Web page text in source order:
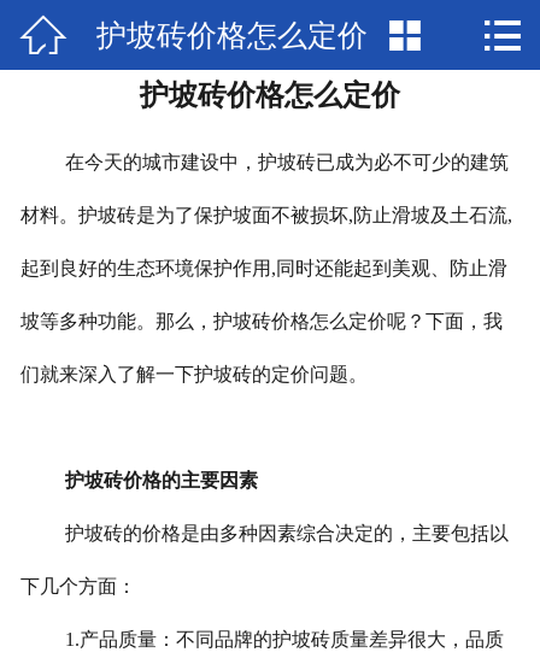
 网站首页
产品展示
新闻中心
检验报告
关于兴圣
视频中心
 护坡砖价格怎么定价  
护坡砖价格怎么定价
在今天的城市建设中，护坡砖已成为必不可少的建筑
材料。护坡砖是为了保护坡面不被损坏, 防止滑坡及土石流,
起到良好的生态环境保护作用 , 同时还能起到美观、防止滑
坡等多种功能。那么，护坡砖价格怎么定价呢？下面，我
们就来深入了解一下护坡砖的定价问题。
护坡砖价格的主要因素
护坡砖的价格是由多种因素综合决定的，主要包括以
下几个方面：
1.产品质量：不同品牌的护坡砖质量差异很大，品质